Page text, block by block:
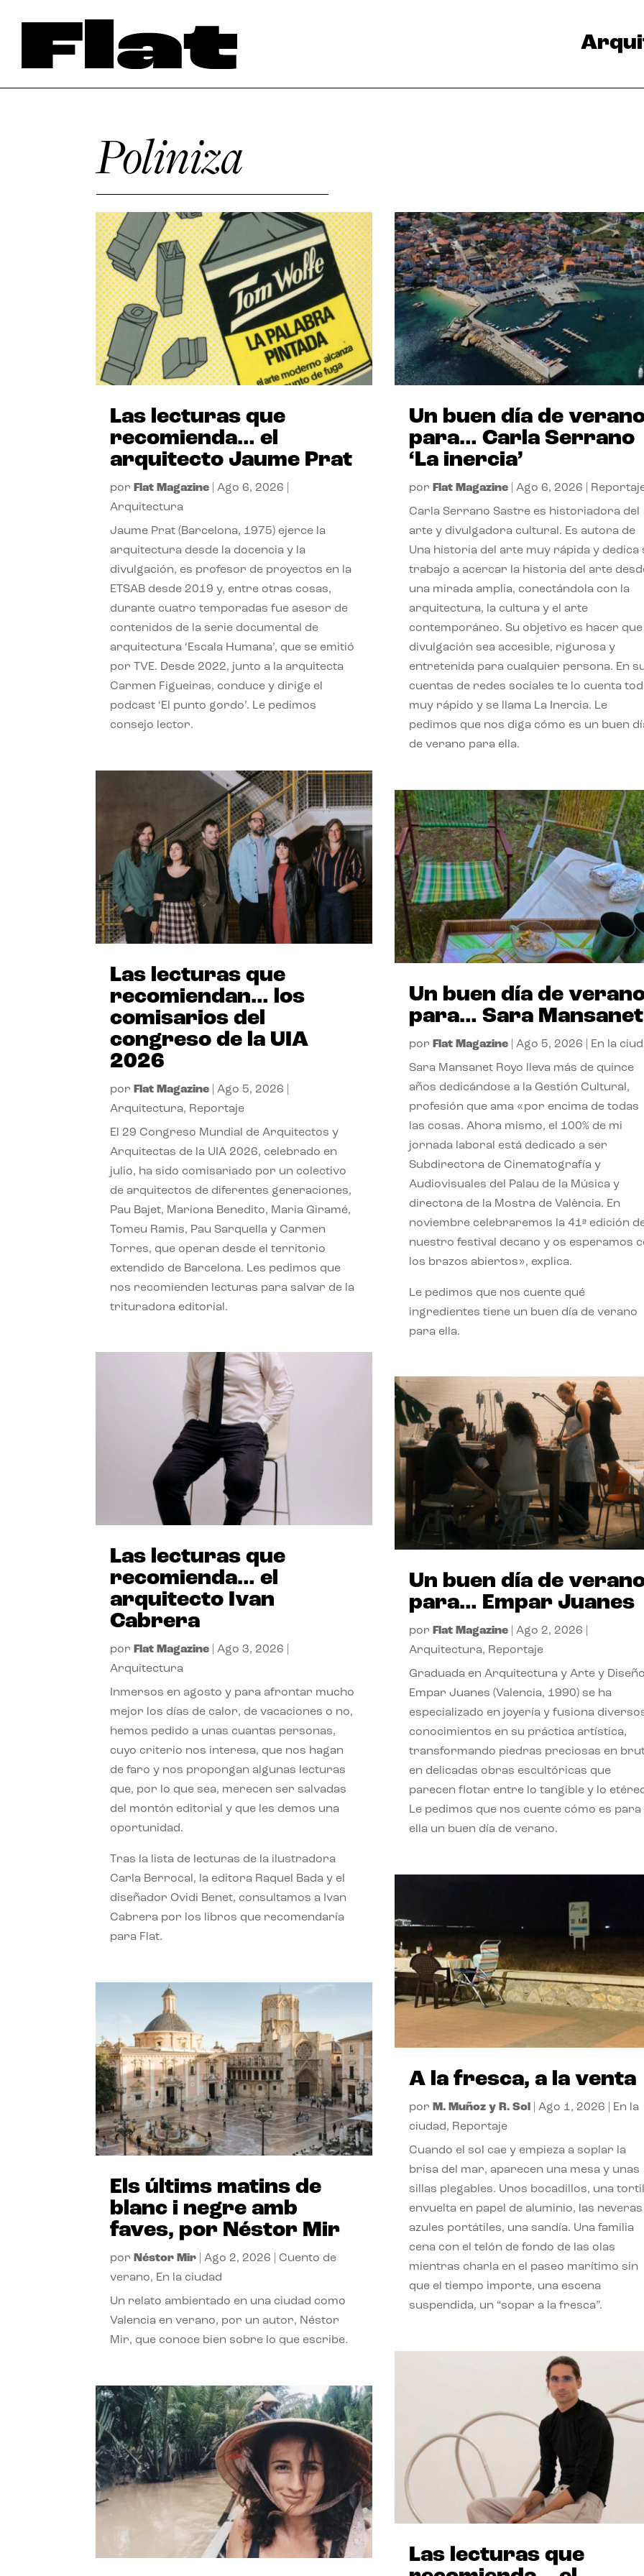
Poliniza
Las lecturas que
recomienda… el
arquitecto Jaume Prat
por Flat Magazine |Ago 6, 2026
Arquitectura
Jaume Prat (Barcelona, 1975) ejerce la
arquitectura desde la docencia y la
divulgación, es profesor de proyectos en la
ETSAB desde 2019 y, entre otras cosas,
durante cuatro temporadas fue asesor de
contenidos de la serie documental de
arquitectura ‘Escala Humana’, que se emitió
por TVE. Desde 2022, junto a la arquitecta
Carmen Figueiras, conduce y dirige el
podcast ‘El punto gordo’. Le pedimos
consejo lector.
Las lecturas que
recomiendan… los
comisarios del
congreso de la UIA
2026
por Flat Magazine |Ago 5, 2026
Arquitectura, Reportaje
El 29 Congreso Mundial de Arquitectos y
Arquitectas de la UIA 2026, celebrado en
julio, ha sido comisariado por un colectivo
de arquitectos de diferentes generaciones,
Pau Bajet, Mariona Benedito, Maria Giramé,
Tomeu Ramis, Pau Sarquella y Carmen
Torres, que operan desde el territorio
extendido de Barcelona. Les pedimos que
nos recomienden lecturas para salvar de la
trituradora editorial.
Las lecturas que
recomienda… el
arquitecto Ivan
Cabrera
por Flat Magazine |Ago 3, 2026
Arquitectura
Inmersos en agosto y para afrontar mucho
mejor los días de calor, de vacaciones o no,
hemos pedido a unas cuantas personas,
cuyo criterio nos interesa, que nos hagan
de faro y nos propongan algunas lecturas
que, por lo que sea, merecen ser salvadas
del montón editorial y que les demos una
oportunidad.
Tras la lista de lecturas de la ilustradora
Carla Berrocal, la editora Raquel Bada y el
diseñador Ovidi Benet, consultamos a Ivan
Cabrera por los libros que recomendaría
para Flat.
Els últims matins de
blanc i negre amb
faves, por Néstor Mir
por Néstor Mir |Ago 2, 2026 |Cuento de
verano, En la ciudad
Un relato ambientado en una ciudad como
Valencia en verano, por un autor, Néstor
Mir, que conoce bien sobre lo que escribe.
Un buen día de
para… Carla Serrano
‘La inercia’
por Flat Magazine| Ago 6, 2026
Carla Serrano Sastre es historiadora del
arte y divulgadora cultural. Es autora de
Una historia del arte muy rápida y dedica
trabajo a acercar la historia del arte
una mirada amplia, conectándola con la
arquitectura, la cultura y el arte
contemporáneo. Su objetivo es hacer que
divulgación sea accesible, rigurosa y
entretenida para cualquier persona. En
cuentas de redes sociales te lo cuenta
muy rápido y se llama La Inercia. Le
pedimos que nos diga cómo es un buen
de verano para ella.
Un buen día de
para… Sara Mansanet
por Flat Magazine| Ago 5, 2026 En la
Sara Mansanet Royo lleva más de quince
años dedicándose a la Gestión Cultural,
profesión que ama «por encima de todas
las cosas. Ahora mismo, el 100% de mi
jornada laboral está dedicado a ser
Subdirectora de Cinematografía y
Audiovisuales del Palau de la Música y
directora de la Mostra de València. En
noviembre celebraremos la 41ª edición
nuestro festival decano y os esperamos
los brazos abiertos», explica.
Le pedimos que nos cuente qué
ingredientes tiene un buen día de verano
para ella.
Un buen día de
para… Empar Juanes
por Flat Magazine| Ago 2, 2026
Arquitectura, Reportaje
Graduada en Arquitectura y Arte y
Empar Juanes (Valencia, 1990) se ha
especializado en joyería y fusiona
conocimientos en su práctica artística,
transformando piedras preciosas en
en delicadas obras escultóricas que
parecen flotar entre lo tangible y lo
Le pedimos que nos cuente cómo es para
ella un buen día de verano.
A la fresca, a la venta
por M. Muñoz y R. Sol Ago 1, 2026
En la
ciudad, Reportaje
Cuando el sol cae y empieza a soplar la
brisa del mar, aparecen una mesa y unas
sillas plegables. Unos bocadillos, una
envuelta en papel de aluminio, las neveras
azules portátiles, una sandía. Una familia
cena con el telón de fondo de las olas
mientras charla en el paseo marítimo sin
que el tiempo importe, una escena
suspendida, un “sopar a la fresca”.
Las lecturas que